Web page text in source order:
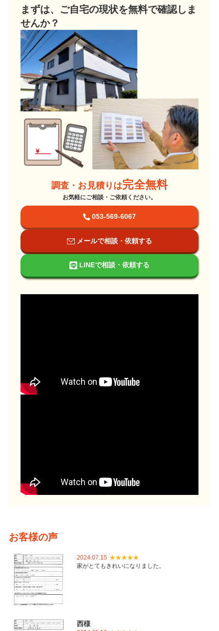
まずは、ご自宅の現状を無料で確認しま
せんか？
調査・お見積りは完全無料
お気軽にご相談・ご依頼ください。
053-569-6067
メールで相談・依頼する
LINEで相談・依頼する
お客様の声
2024.07.15
家がとてもきれいになりました。
西様